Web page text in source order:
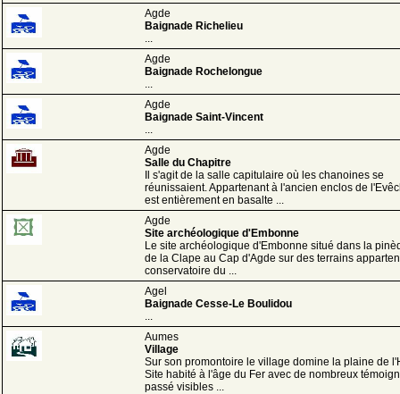
Agde
Baignade Richelieu
...
Agde
Baignade Rochelongue
...
Agde
Baignade Saint-Vincent
...
Agde
Salle du Chapitre
Il s'agit de la salle capitulaire où les chanoines se
réunissaient. Appartenant à l'ancien enclos de
est entièrement en basalte ...
Agde
Site archéologique d'Embonne
Le site archéologique d'Embonne situé dans la
de la Clape au Cap d'Agde sur des terrains
conservatoire du ...
Agel
Baignade Cesse-Le Boulidou
...
Aumes
Village
Sur son promontoire le village domine la plaine de
Site habité à l'âge du Fer avec de nombreux
passé visibles ...